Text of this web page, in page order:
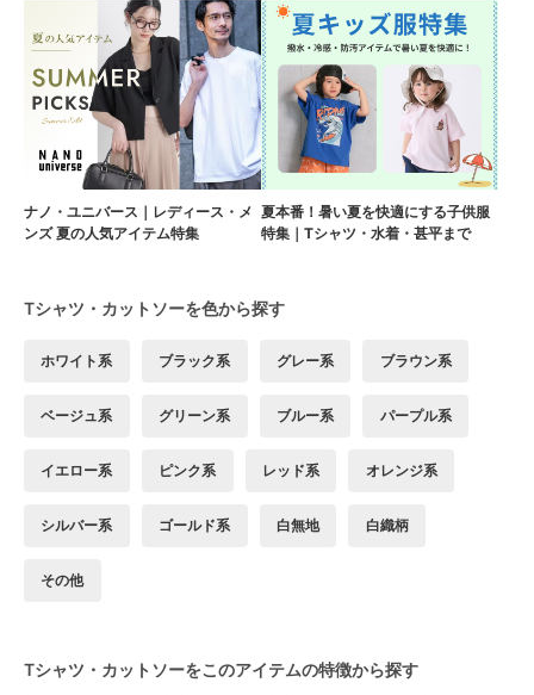
ナノ・ユニバース｜レディース・メ
ンズ 夏の人気アイテム特集
夏本番！暑い夏を快適にする子供服
特集｜Tシャツ・水着・甚平まで
Tシャツ・カットソーを色から探す
ホワイト系 ブラック系 グレー系 ブラウン系
ベージュ系 グリーン系 ブルー系 パープル系
イエロー系 ピンク系 レッド系 オレンジ系
シルバー系 ゴールド系 白無地 白織柄
その他
Tシャツ・カットソーをこのアイテムの特徴から探す